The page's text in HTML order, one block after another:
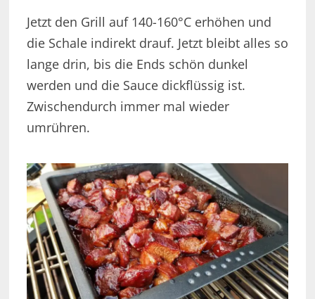
Jetzt den Grill auf 140-160°C erhöhen und
die Schale indirekt drauf. Jetzt bleibt alles so
lange drin, bis die Ends schön dunkel
werden und die Sauce dickflüssig ist.
Zwischendurch immer mal wieder
umrühren.